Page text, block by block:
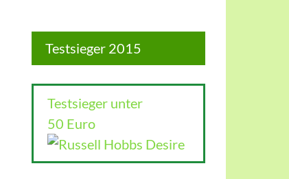
Testsieger 2015
Testsieger unter
50 Euro